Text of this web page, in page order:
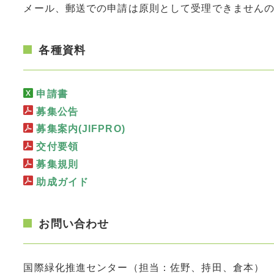
メール、郵送での申請は原則として受理できません
各種資料
申請書
募集公告
募集案内(JIFPRO)
交付要領
募集規則
助成ガイド
お問い合わせ
国際緑化推進センター（担当：佐野、持田、倉本）